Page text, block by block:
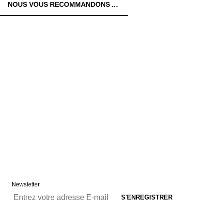
NOUS VOUS RECOMMANDONS AUSSI:
Newsletter